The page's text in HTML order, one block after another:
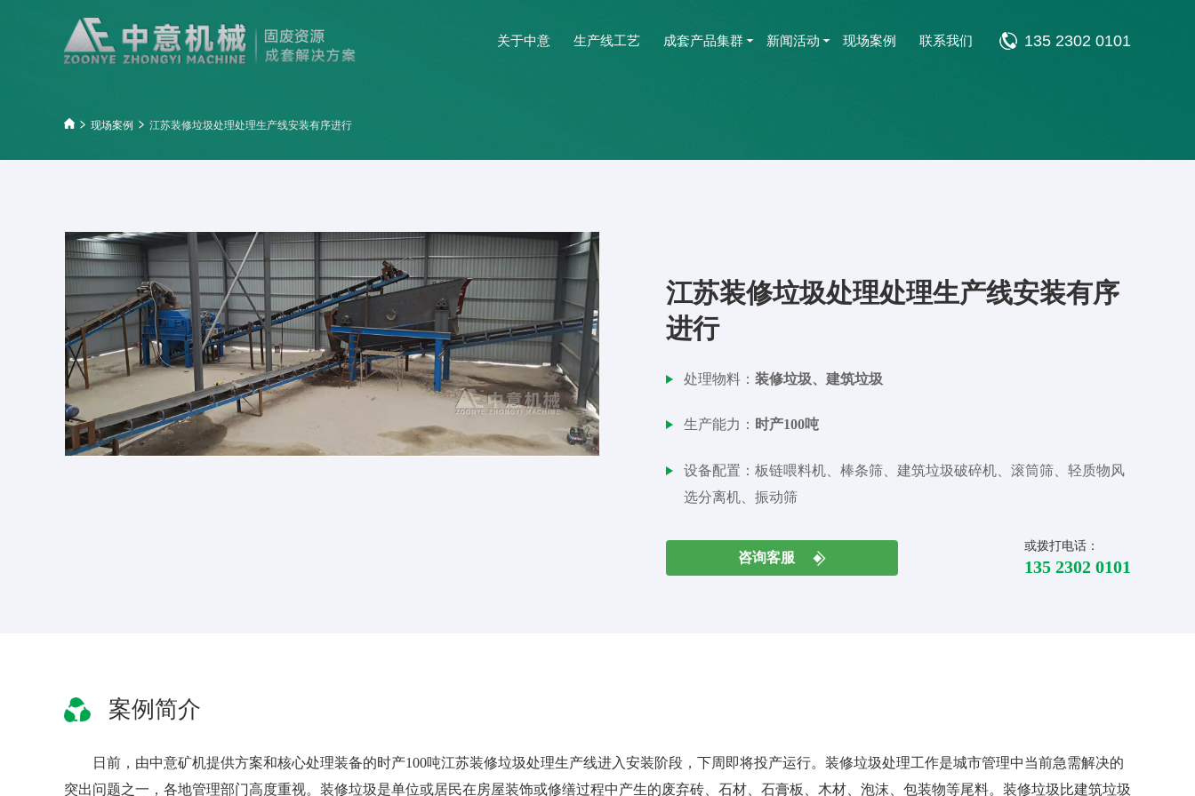
关于中意 生产线工艺 成套产品集群 新闻活动 现场案例 联系我们 135 2302 0101
现场案例 江苏装修垃圾处理处理生产线安装有序进行
江苏装修垃圾处理处理生产线安装有序
进行
处理物料：装修垃圾、建筑垃圾
生产能力： 时产100吨
设备配置：板链喂料机、棒条筛、建筑垃圾破碎机、滚筒筛、轻质物风
选分离机、振动筛
咨询客服
或拨打电话：
135 2302 0101
案例简介
日前，由中意矿机提供方案和核心处理装备的时产100吨江苏装修垃圾处理生产线进入安装阶段，下周即将投产运行。装修垃圾处理工作是城市管理中当前急需解决的
突出问题之一，各地管理部门高度重视。装修垃圾是单位或居民在房屋装饰或修缮过程中产生的废弃砖、石材、石膏板、木材、泡沫、包装物等尾料。装修垃圾比建筑垃圾